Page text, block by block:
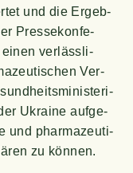
und die Ergeb­
Pres­se­kon­fe­
einen ver­läss­li­
Ver­
Ukrai­ne auf­ge­
und phar­ma­zeu­ti­
zu können.